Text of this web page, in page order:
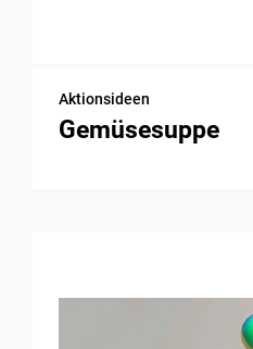
Aktionsideen
Gemüsesuppe